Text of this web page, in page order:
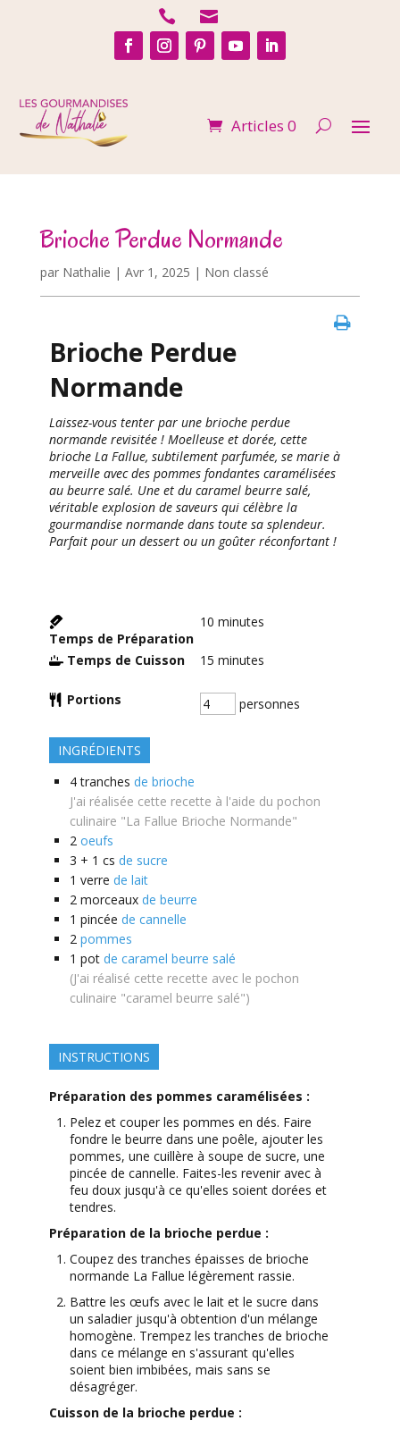
 
Articles 0
Brioche Perdue Normande
par Nathalie | Avr 1, 2025 | Non classé
Brioche Perdue
Normande
Laissez-vous tenter par une brioche perdue
normande revisitée ! Moelleuse et dorée, cette
brioche La Fallue, subtilement parfumée, se marie à
merveille avec des pommes fondantes caramélisées
au beurre salé. Une et du caramel beurre salé,
véritable explosion de saveurs qui célèbre la
gourmandise normande dans toute sa splendeur.
Parfait pour un dessert ou un goûter réconfortant !
Temps de Préparation
10 minutes
Temps de Cuisson 15 minutes
Portions personnes
INGRÉDIENTS
4 tranches de brioche
J'ai réalisée cette recette à l'aide du pochon
culinaire "La Fallue Brioche Normande"
2 oeufs
3 + 1 cs de sucre
1 verre de lait
2 morceaux de beurre
1 pincée de cannelle
2 pommes
1 pot de caramel beurre salé
(J'ai réalisé cette recette avec le pochon
culinaire "caramel beurre salé")
INSTRUCTIONS
Préparation des pommes caramélisées :
Pelez et couper les pommes en dés. Faire
fondre le beurre dans une poêle, ajouter les
pommes, une cuillère à soupe de sucre, une
pincée de cannelle. Faites-les revenir avec à
feu doux jusqu'à ce qu'elles soient dorées et
tendres.
Préparation de la brioche perdue :
Coupez des tranches épaisses de brioche
normande La Fallue légèrement rassie.
Battre les œufs avec le lait et le sucre dans
un saladier jusqu'à obtention d'un mélange
homogène. Trempez les tranches de brioche
dans ce mélange en s'assurant qu'elles
soient bien imbibées, mais sans se
désagréger.
Cuisson de la brioche perdue :